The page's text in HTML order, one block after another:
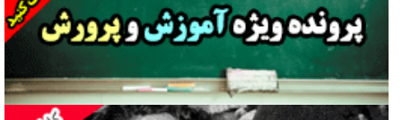
گفت‌وگو با آیت‌الله جاودان/ جفای مخالفان مکانت معنوی رهبر شهید را
ارتقا می‌داد
راننده مست به قانون می‌خندد